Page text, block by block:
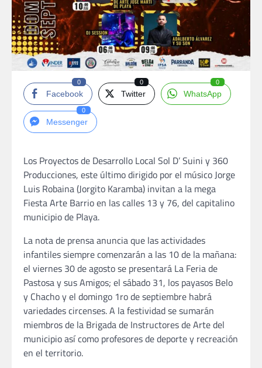
Facebook
0
Twitter
0
WhatsApp
0
Messenger
0
Los Proyectos de Desarrollo Local Sol D’ Suini y 360
Producciones, este último dirigido por el músico Jorge
Luis Robaina (Jorgito Karamba) invitan a la mega
Fiesta Arte Barrio en las calles 13 y 76, del capitalino
municipio de Playa.
La nota de prensa anuncia que las actividades
infantiles siempre comenzarán a las 10 de la mañana:
el viernes 30 de agosto se presentará La Feria de
Pastosa y sus Amigos; el sábado 31, los payasos Belo
y Chacho y el domingo 1ro de septiembre habrá
variedades circenses. A la festividad se sumarán
miembros de la Brigada de Instructores de Arte del
municipio así como profesores de deporte y recreación
en el territorio.